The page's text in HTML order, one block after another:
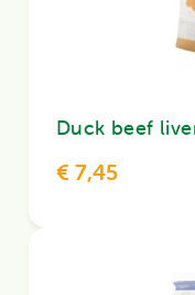
Duck beef
€ 7,45